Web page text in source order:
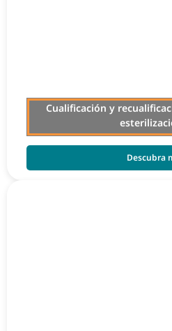
Cualificación y
Descubra